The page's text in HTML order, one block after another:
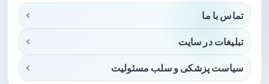
تماس با ما
تبلیغات در سایت
سیاست پزشکی و سلب مسئولیت